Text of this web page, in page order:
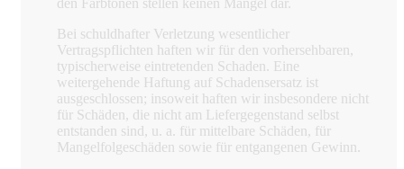
den Farbtönen stellen keinen Mangel dar.
Bei schuldhafter Verletzung wesentlicher
Vertragspflichten haften wir für den vorhersehbaren,
typischerweise eintretenden Schaden. Eine
weitergehende Haftung auf Schadensersatz ist
ausgeschlossen; insoweit haften wir insbesondere nicht
für Schäden, die nicht am Liefergegenstand selbst
entstanden sind, u. a. für mittelbare Schäden, für
Mangelfolgeschäden sowie für entgangenen Gewinn.